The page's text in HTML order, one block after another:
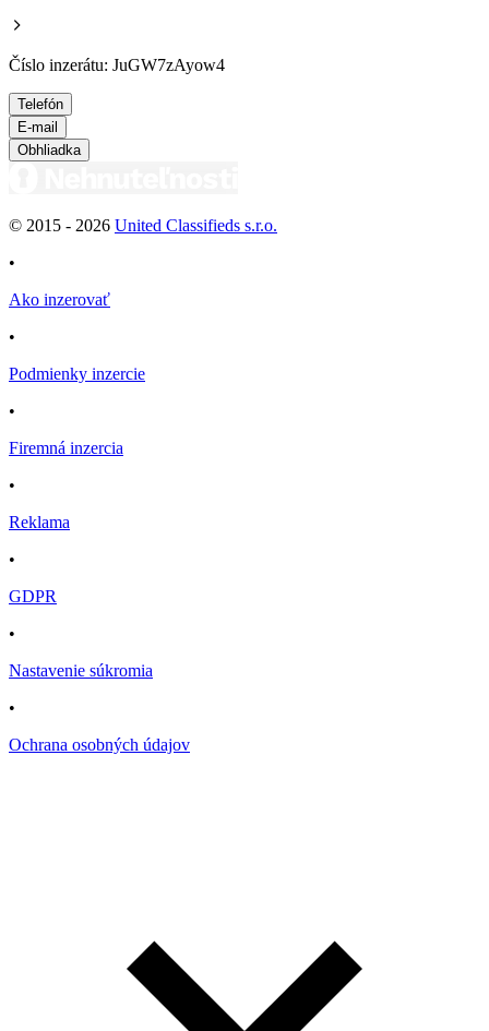
Číslo inzerátu: JuGW7zAyow4
Telefón
E-mail
Obhliadka
© 2015 - 2026 United Classifieds s.r.o.
•
Ako inzerovať
•
Podmienky inzercie
•
Firemná inzercia
•
Reklama
•
GDPR
•
Nastavenie súkromia
•
Ochrana osobných údajov